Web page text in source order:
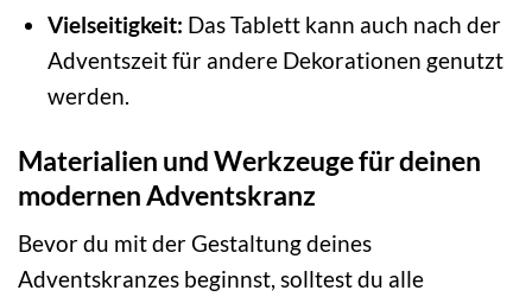
Vielseitigkeit: Das Tablett kann auch nach der
Adventszeit für andere Dekorationen genutzt
werden.
Materialien und Werkzeuge für deinen
modernen Adventskranz
Bevor du mit der Gestaltung deines
Adventskranzes beginnst, solltest du alle